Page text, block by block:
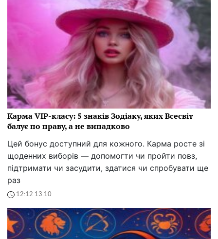
Карма VIP-класу: 5 знаків Зодіаку, яких Всесвіт
балує по праву, а не випадково
Цей бонус доступний для кожного. Карма росте зі
щоденних виборів — допомогти чи пройти повз,
підтримати чи засудити, здатися чи спробувати ще
раз
12:12 13.10